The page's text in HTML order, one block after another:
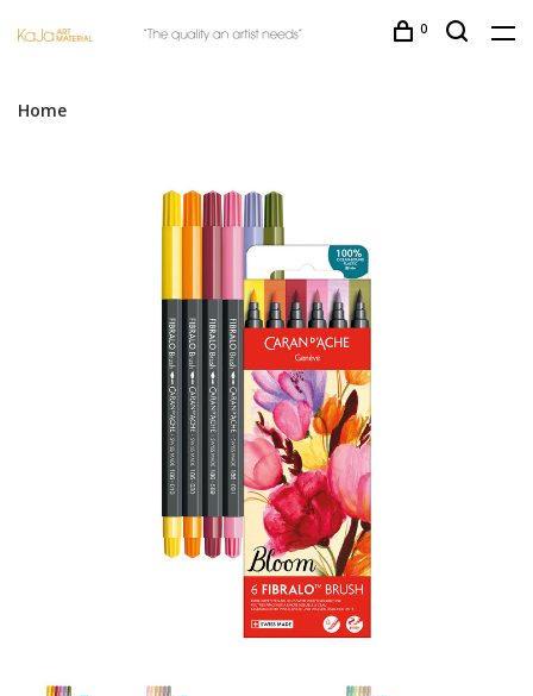
0
Home